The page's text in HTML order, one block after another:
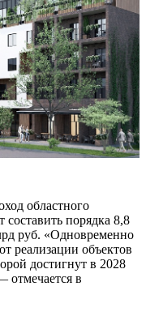
областного
порядка 8,8
руб. «Одновременно
реализации объектов
достигнут в 2028
отмечается в